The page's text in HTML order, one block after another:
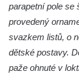
Spořitelna v
Obecní
parapetní pole se
provedený
svazkem listů, o
dětské postavy.
paže ohnuté v